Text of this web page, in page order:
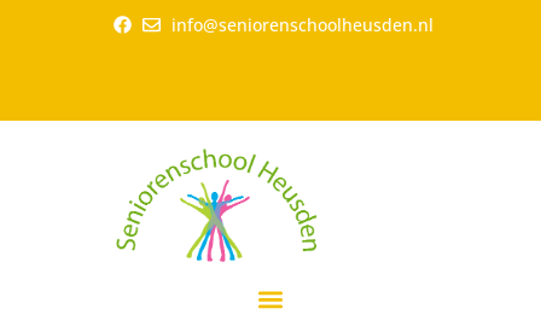
info@seniorenschoolheusden.nl